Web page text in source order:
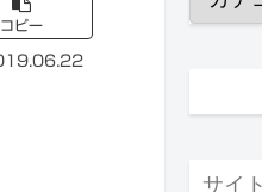
コピー